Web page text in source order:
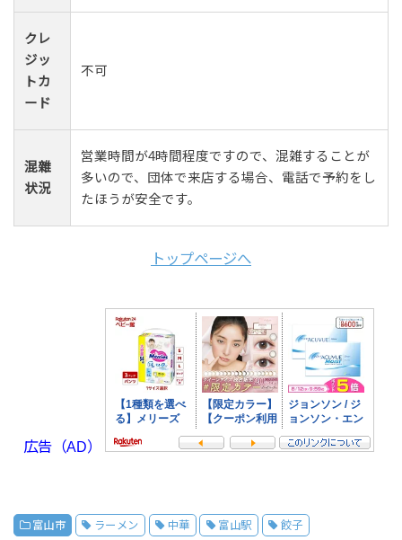
クレ
ジッ
トカ
ード
不可
混雜
状況
営業時間が4時間程度ですので、混雑することが
多いので、団体で来店する場合、電話で予約をし
たほうが安全です。
トップページへ
広告（AD）
富山市 ラーメン 中華 富山駅 餃子